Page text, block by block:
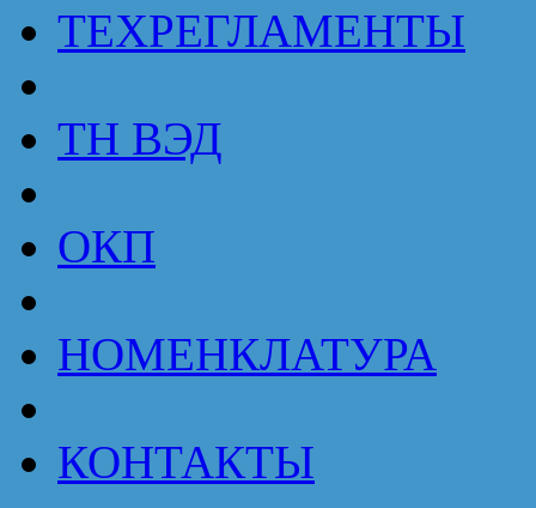
ТЕХРЕГЛАМЕНТЫ
ТН ВЭД
ОКП
НОМЕНКЛАТУРА
КОНТАКТЫ